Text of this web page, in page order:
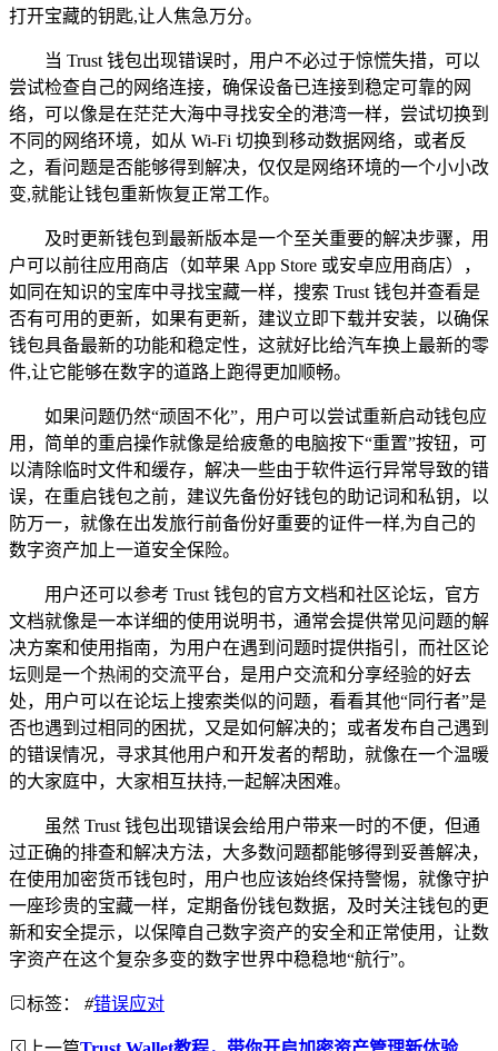
打开宝藏的钥匙,让人焦急万分。
当 Trust 钱包出现错误时，用户不必过于惊慌失措，可以
尝试检查自己的网络连接，确保设备已连接到稳定可靠的网
络，可以像是在茫茫大海中寻找安全的港湾一样，尝试切换到
不同的网络环境，如从 Wi-Fi 切换到移动数据网络，或者反
之，看问题是否能够得到解决，仅仅是网络环境的一个小小改
变,就能让钱包重新恢复正常工作。
及时更新钱包到最新版本是一个至关重要的解决步骤，用
户可以前往应用商店（如苹果 App Store 或安卓应用商店），
如同在知识的宝库中寻找宝藏一样，搜索 Trust 钱包并查看是
否有可用的更新，如果有更新，建议立即下载并安装，以确保
钱包具备最新的功能和稳定性，这就好比给汽车换上最新的零
件,让它能够在数字的道路上跑得更加顺畅。
如果问题仍然“顽固不化”，用户可以尝试重新启动钱包应
用，简单的重启操作就像是给疲惫的电脑按下“重置”按钮，可
以清除临时文件和缓存，解决一些由于软件运行异常导致的错
误，在重启钱包之前，建议先备份好钱包的助记词和私钥，以
防万一，就像在出发旅行前备份好重要的证件一样,为自己的
数字资产加上一道安全保险。
用户还可以参考 Trust 钱包的官方文档和社区论坛，官方
文档就像是一本详细的使用说明书，通常会提供常见问题的解
决方案和使用指南，为用户在遇到问题时提供指引，而社区论
坛则是一个热闹的交流平台，是用户交流和分享经验的好去
处，用户可以在论坛上搜索类似的问题，看看其他“同行者”是
否也遇到过相同的困扰，又是如何解决的；或者发布自己遇到
的错误情况，寻求其他用户和开发者的帮助，就像在一个温暖
的大家庭中，大家相互扶持,一起解决困难。
虽然 Trust 钱包出现错误会给用户带来一时的不便，但通
过正确的排查和解决方法，大多数问题都能够得到妥善解决，
在使用加密货币钱包时，用户也应该始终保持警惕，就像守护
一座珍贵的宝藏一样，定期备份钱包数据，及时关注钱包的更
新和安全提示，以保障自己数字资产的安全和正常使用，让数
字资产在这个复杂多变的数字世界中稳稳地“航行”。
标签： #错误应对